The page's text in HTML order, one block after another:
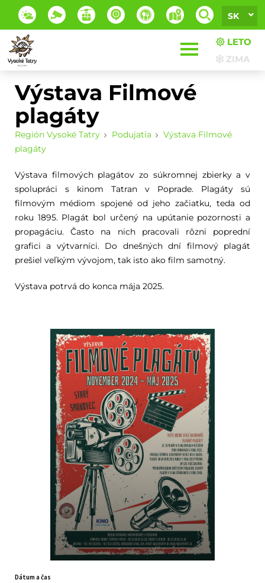
SK
LETO
ZIMA
Výstava Filmové
plagáty
Región Vysoké Tatry Podujatia
Výstava Filmové
plagáty
Výstava filmových plagátov zo súkromnej zbierky a v
spolupráci s kinom Tatran v Poprade. Plagáty sú
filmovým médiom spojené od jeho začiatku, teda od
roku 1895. Plagát bol určený na upútanie pozornosti a
propagáciu. Často na nich pracovali rôzni poprední
grafici a výtvarníci. Do dnešných dní filmový plagát
prešiel veľkým vývojom, tak isto ako film samotný.
Výstava potrvá do konca mája 2025.
Dátum a čas